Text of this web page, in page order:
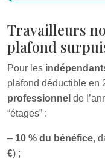
Travailleurs
plafond
Pour les
plafond déductible en
professionnel de
“étages” :
– 10 % du bénéfice,
€) ;